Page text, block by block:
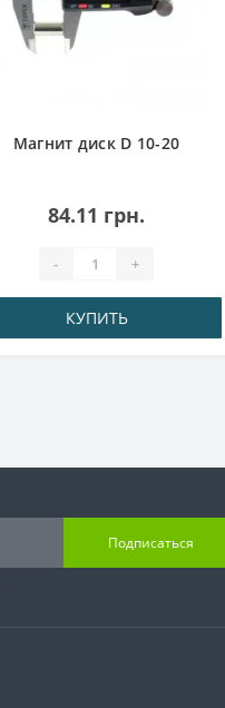
Магнит диск D 10-20
84.11 грн.
- +
КУПИТЬ
Подписаться